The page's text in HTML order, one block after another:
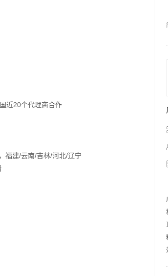
近20个代理商合作
福建/云南/吉林/河北/辽宁